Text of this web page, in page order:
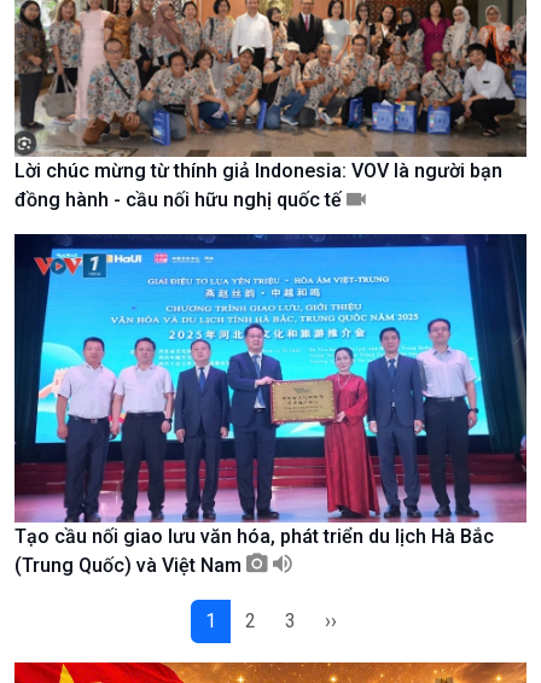
Tin Văn hoá & Du lịch
Chát với người nổi tiếng
Câu chuyện Thể thao
Ảnh
Video
Infographic
E-Magazine
Podcast
Góc nhìn VOV1
10 phút Sự kiện - Luận bàn
Dòng chảy sự kiện
Lời chúc mừng từ thính giả Indonesia: VOV là người bạn
đồng hành - cầu nối hữu nghị quốc tế
Tạo cầu nối giao lưu văn hóa, phát triển du lịch Hà Bắc
(Trung Quốc) và Việt Nam
1 2 3 ››